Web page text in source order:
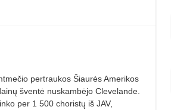
pertraukos Šiaurės Amerikos
šventė nuskambėjo Clevelande.
per 1 500 choristų iš JAV,